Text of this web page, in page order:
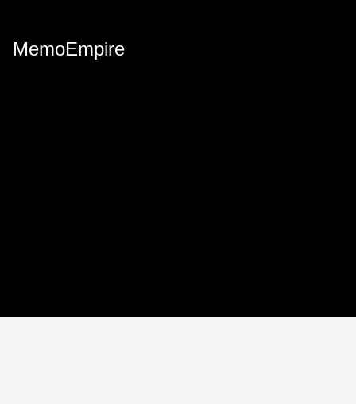
MemoEmpire